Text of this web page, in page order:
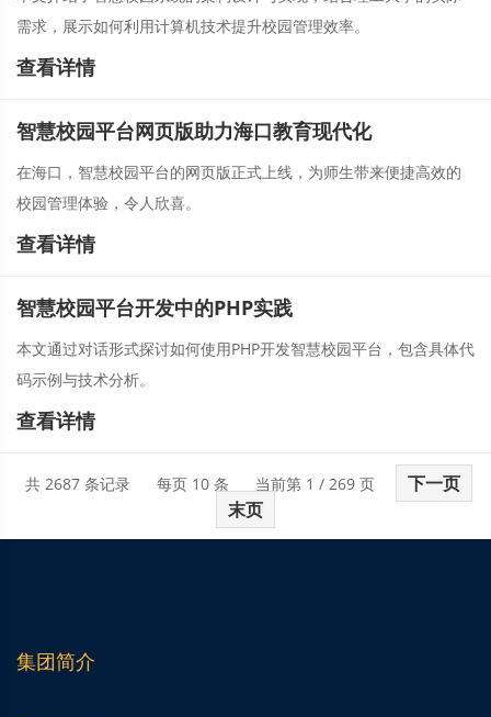
需求，展示如何利用计算机技术提升校园管理效率。
查看详情
智慧校园平台网页版助力海口教育现代化
在海口，智慧校园平台的网页版正式上线，为师生带来便捷高效的
校园管理体验，令人欣喜。
查看详情
智慧校园平台开发中的PHP实践
本文通过对话形式探讨如何使用PHP开发智慧校园平台，包含具体代
码示例与技术分析。
查看详情
共 2687 条记录 每页 10 条 当前第 1 / 269 页
下一页
末页
集团简介